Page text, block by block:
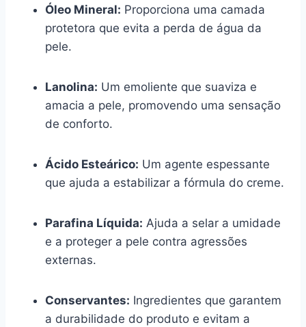
Óleo Mineral: Proporciona uma camada
protetora que evita a perda de água da
pele.
Lanolina: Um emoliente que suaviza e
amacia a pele, promovendo uma sensação
de conforto.
Ácido Esteárico: Um agente espessante
que ajuda a estabilizar a fórmula do creme.
Parafina Líquida: Ajuda a selar a umidade
e a proteger a pele contra agressões
externas.
Conservantes: Ingredientes que garantem
a durabilidade do produto e evitam a